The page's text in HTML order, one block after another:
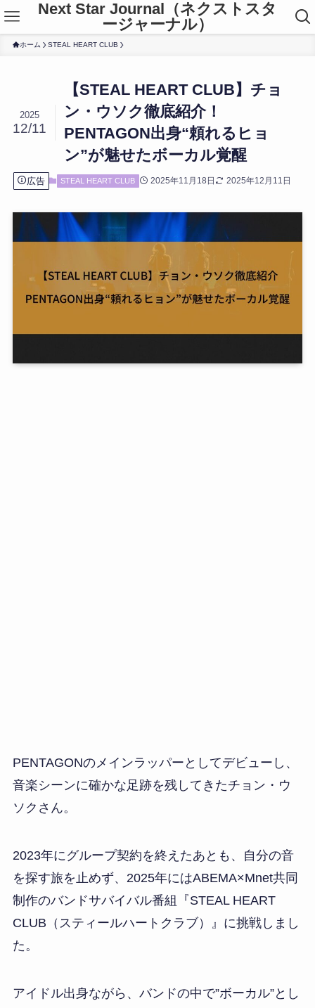
Next Star Journal（ネクストスタ
ージャーナル）
ホーム STEAL HEART CLUB
【STEAL HEART CLUB】チョ
ン・ウソク徹底紹介！
PENTAGON出身“頼れるヒョ
ン”が魅せたボーカル覚醒
2025
12/11
広告 STEAL HEART CLUB 2025年11月18日 2025年12月11日
PENTAGONのメインラッパーとしてデビューし、
音楽シーンに確かな足跡を残してきたチョン・ウ
ソクさん。
2023年にグループ契約を終えたあとも、自分の音
を探す旅を止めず、2025年にはABEMA×Mnet共同
制作のバンドサバイバル番組『STEAL HEART
CLUB（スティールハートクラブ）』に挑戦しまし
た。
アイドル出身ながら、バンドの中で”ボーカル”とし